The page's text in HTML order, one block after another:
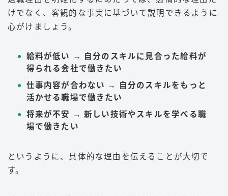
けでなく、客観的な事実に基づいて説明できるように
心がけましょう。
給料が低い → 自分のスキルに見合った給料が
得られる会社で働きたい
仕事内容が合わない → 自分のスキルをもっと
活かせる職場で働きたい
将来が不安 → 新しい技術やスキルを学べる職
場で働きたい
というように、具体的な理由を伝えることが大切で
す。